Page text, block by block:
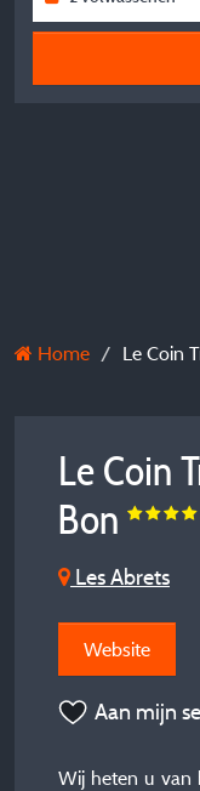
Home Le Coin
Le Coin
Bon
Les Abrets
Website
Aan mijn
Wij heten u van